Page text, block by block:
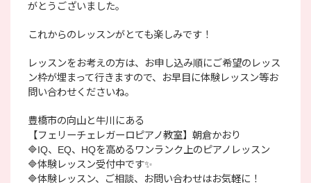
がとうございました。
これからのレッスンがとても楽しみです！
レッスンをお考えの方は、お申し込み順にご希望のレッス
ン枠が埋まって行きますので、お早目に体験レッスン等お
問い合わせくださいね。
豊橋市の向山と牛川にある
【フェリーチェレガーロピアノ教室】朝倉かおり
🔷IQ、EQ、HQを高めるワンランク上のピアノレッスン
🔷体験レッスン受付中です✨
🔷体験レッスン、ご相談、お問い合わせはお気軽に！